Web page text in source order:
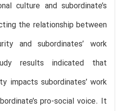
culture and subordinate’s
the relationship between
and subordinates’ work
results indicated that
impacts subordinates’ work
pro-social voice. It